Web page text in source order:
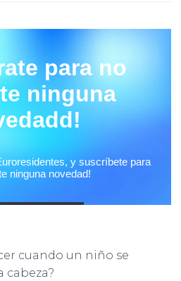
cuando un niño se
cabeza?